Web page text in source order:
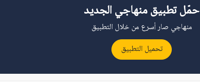
حمّل تطبيق منهاجي الجديد
منهاجي صار أسرع من خلال التطبيق
تحميل التطبيق